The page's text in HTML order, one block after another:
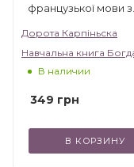
французької мови з
аудіододатком
Дорота Карпіньска
Навчальна книга
В наличии
349 грн
В КОРЗИНУ